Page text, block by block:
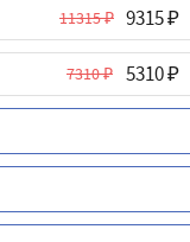
9315
11315
5310
7310